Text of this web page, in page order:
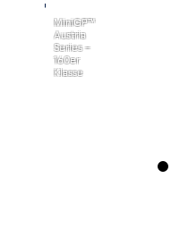
,MiniGP™
Austria
Series -
160er
Klasse